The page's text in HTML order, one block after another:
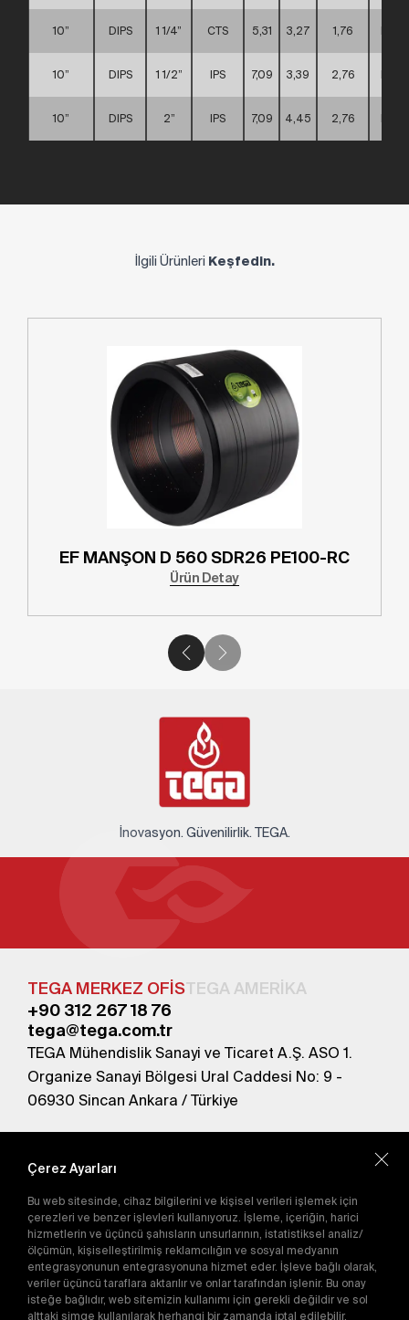
10” DIPS 1 1/4” CTS 5,31 3,27 1,76
10” DIPS 1 1/2” IPS 7,09 3,39 2,76
10” DIPS 2” IPS 7,09 4,45 2,76
İlgili Ürünleri Keşfedin.
EF MANŞON D 560 SDR26 PE100-RC
Ürün Detay
İnovasyon. Güvenilirlik. TEGA.
TEGA MERKEZ OFİSTEGA AMERİKA
+90 312 267 18 76
tega@tega.com.tr
TEGA Mühendislik Sanayi ve Ticaret A.Ş. ASO 1.
Organize Sanayi Bölgesi Ural Caddesi No: 9 -
06930 Sincan Ankara / Türkiye
abone olun.
Gönder
Abone olarakGizlilik Politikası'nı
kabul etmiş
olursunuz.
Çerez Ayarları
Bu web sitesinde, cihaz bilgilerini ve kişisel verileri işlemek için
çerezleri ve benzer işlevleri kullanıyoruz. İşleme, içeriğin, harici
hizmetlerin ve üçüncü şahısların unsurlarının, istatistiksel analiz/
ölçümün, kişiselleştirilmiş reklamcılığın ve sosyal medyanın
entegrasyonunun entegrasyonuna hizmet eder. İşleve bağlı olarak,
veriler üçüncü taraflara aktarılır ve onlar tarafından işlenir. Bu onay
isteğe bağlıdır, web sitemizin kullanımı için gerekli değildir ve sol
alttaki simge kullanılarak herhangi bir zamanda iptal edilebilir.